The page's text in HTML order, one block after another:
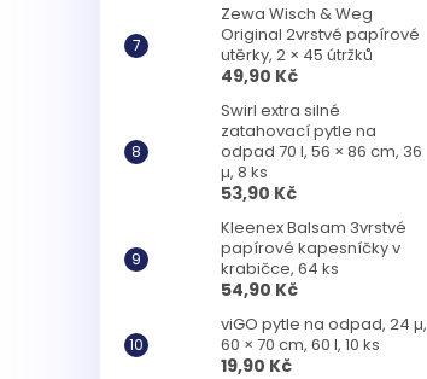
Zewa Wisch & Weg
Original 2vrstvé papírové
utěrky, 2 × 45 útržků
49,90 Kč
Swirl extra silné
zatahovací pytle na
odpad 70 l, 56 × 86 cm, 36
µ, 8 ks
53,90 Kč
Kleenex Balsam 3vrstvé
papírové kapesníčky v
krabičce, 64 ks
54,90 Kč
viGO pytle na odpad, 24 µ,
60 × 70 cm, 60 l, 10 ks
19,90 Kč